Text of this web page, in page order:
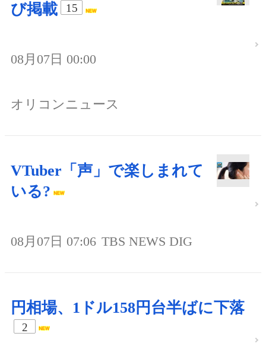
び掲載
15
08月07日 00:00
オリコンニュース
VTuber「声」で楽しまれて
いる?
08月07日 07:06 TBS NEWS DIG
円相場、1ドル158円台半ばに下落
2